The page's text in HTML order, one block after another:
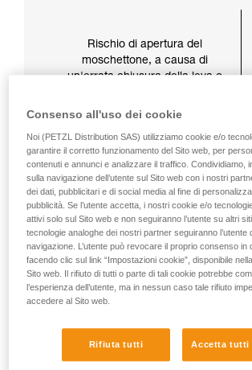
Rischio di apertura del
moschettone, a causa di
un'errata chiusura della leva o
(manuale o automatico) della
Consenso all'uso dei cookie
Noi (PETZL Distribution SAS) utilizziamo cookie e/o
garantire il corretto funzionamento del Sito web, per
contenuti e annunci e analizzare il traffico. Condividiamo,
sulla navigazione dell’utente sul Sito web con i nostri
dei dati, pubblicitari e di social media al fine di
pubblicità. Se l’utente accetta, i nostri cookie e/o
attivi solo sul Sito web e non seguiranno l’utente su altri
tecnologie analoghe dei nostri partner seguiranno l’utente
navigazione. L’utente può revocare il proprio consenso in
facendo clic sul link “Impostazioni cookie”, disponibile
Sito web. Il rifiuto di tutti o parte di tali cookie potrebbe
l’esperienza dell’utente, ma in nessun caso tale rifiuto
accedere al Sito web.
Rifiuta tutti Accetta tutti